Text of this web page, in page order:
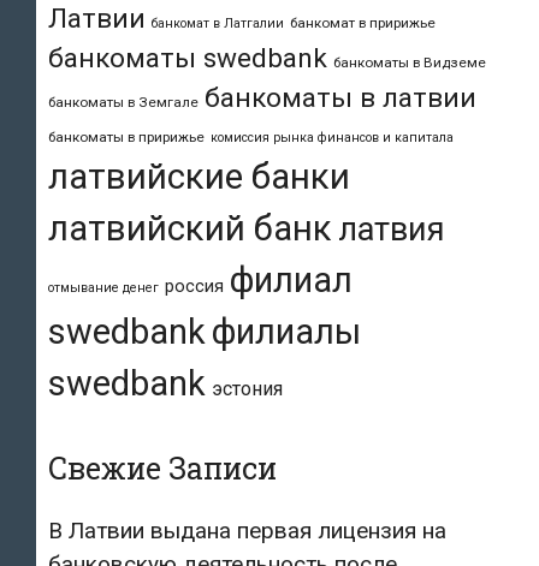
Латвии банкомат в Латгалии банкомат в пририжье
банкоматы swedbank банкоматы в Видземе
банкоматы в Земгале банкоматы в латвии
банкоматы в пририжье комиссия рынка финансов и капитала
латвийские банки
латвийский банк латвия
отмывание денег россия филиал
swedbankфилиалы
swedbank эстония
Свежие Записи
В Латвии выдана первая лицензия на